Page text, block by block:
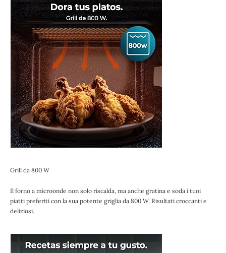
Grill da 800 W
Il forno a microonde non solo riscalda, ma anche gratina e soda i tuoi
piatti preferiti con la sua potente griglia da 800 W. Risultati croccanti e
deliziosi.